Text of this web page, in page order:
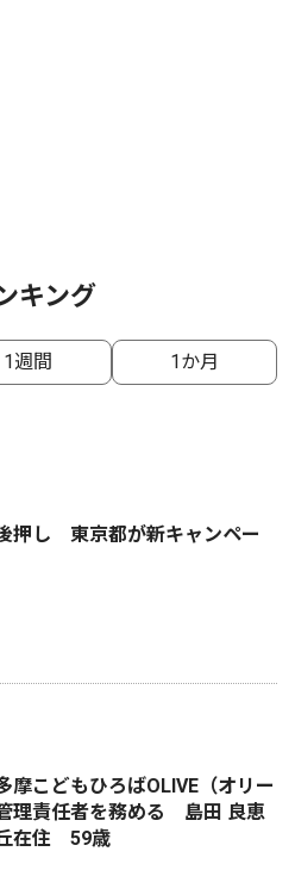
キング
1週間 1か月
押し 東京都が新キャンペー
摩こどもひろばOLIVE（オリー
理責任者を務める 島田 良恵
在住 59歳